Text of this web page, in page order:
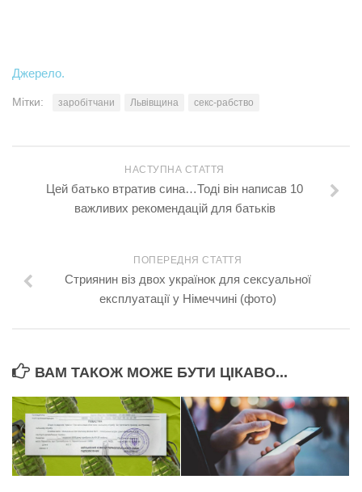
Джерело.
Мітки: заробітчани Львівщина секс-рабство
НАСТУПНА СТАТТЯ
Цей батько втратив сина…Тоді він написав 10
важливих рекомендацій для батьків
ПОПЕРЕДНЯ СТАТТЯ
Стриянин віз двох українок для сексуальної
експлуатації у Німеччині (фото)
ВАМ ТАКОЖ МОЖЕ БУТИ ЦІКАВО...